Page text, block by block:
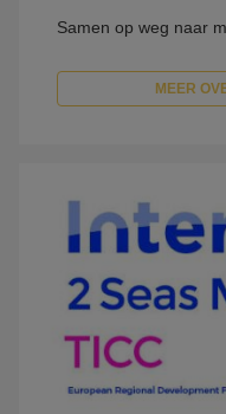
Samen op weg naar
MEER